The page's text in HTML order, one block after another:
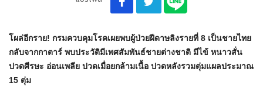
โผล่อีกราย! กรมควบคุมโรคเผยพบผู้ป่วยฝีดาษลิงรายที่ 8 เป็นชายไทย
กลับจากกาตาร์ พบประวัติมีเพศสัมพันธ์ชายต่างชาติ มีไข้ หนาวสั่น
ปวดศีรษะ อ่อนเพลีย ปวดเมื่อยกล้ามเนื้อ ปวดหลังรวมตุ่มแผลประมาณ
15 ตุ่ม